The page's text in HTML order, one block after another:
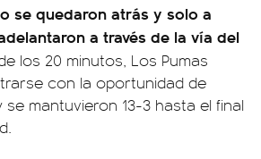
se quedaron atrás y solo a
a través de la vía del
los 20 minutos, Los Pumas
con la oportunidad de
mantuvieron 13-3 hasta el final